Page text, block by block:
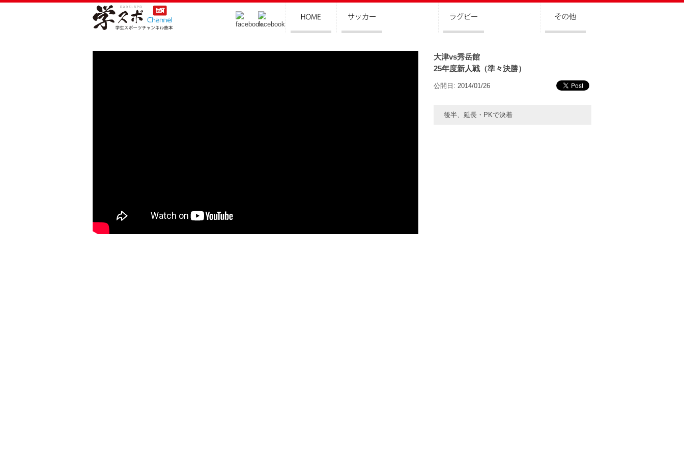
大津vs秀岳館
25年度新人戦（準々決勝）
公開日: 2014/01/26
後半、延長・ PKで決着